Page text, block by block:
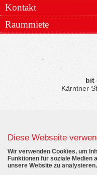
Kontakt
Raummiete
bit
Kärntner
Telefon
Diese Webseite
Wir verwenden Cookies, um
Funktionen für soziale Medien
unsere Website zu analysieren.